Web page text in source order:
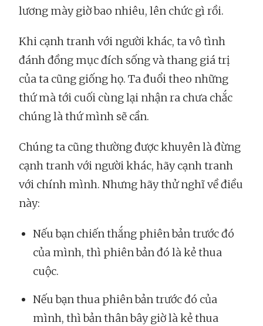
lương mày giờ bao nhiêu, lên chức gì rồi.
Khi cạnh tranh với người khác, ta vô tình
đánh đồng mục đích sống và thang giá trị
của ta cũng giống họ. Ta đuổi theo những
thứ mà tới cuối cùng lại nhận ra chưa chắc
chúng là thứ mình sẽ cần.
Chúng ta cũng thường được khuyên là đừng
cạnh tranh với người khác, hãy cạnh tranh
với chính mình. Nhưng hãy thử nghĩ về điều
này:
Nếu bạn chiến thắng phiên bản trước đó
của mình, thì phiên bản đó là kẻ thua
cuộc.
Nếu bạn thua phiên bản trước đó của
mình, thì bản thân bây giờ là kẻ thua